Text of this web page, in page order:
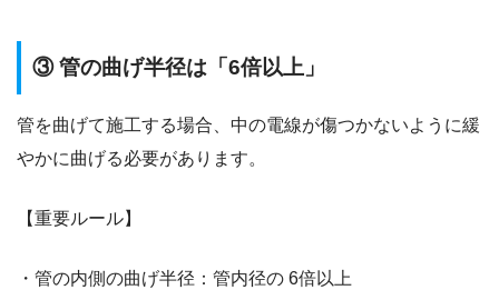
③ 管の曲げ半径は「6倍以上」
管を曲げて施工する場合、中の電線が傷つかないように緩
やかに曲げる必要があります。
【重要ルール】
・管の内側の曲げ半径：管内径の 6倍以上